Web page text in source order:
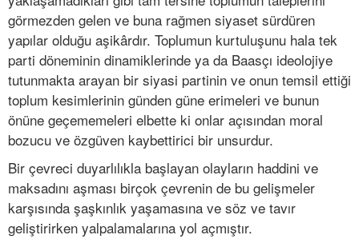
görmezden gelen ve buna rağmen siyaset sürdüren
yapılar olduğu aşikârdır. Toplumun kurtuluşunu hala tek
parti döneminin dinamiklerinde ya da Baasçı ideolojiye
tutunmakta arayan bir siyasi partinin ve onun temsil ettiği
toplum kesimlerinin günden güne erimeleri ve bunun
önüne geçememeleri elbette ki onlar açısından moral
bozucu ve özgüven kaybettirici bir unsurdur.
Bir çevreci duyarlılıkla başlayan olayların haddini ve
maksadını aşması birçok çevrenin de bu gelişmeler
karşısında şaşkınlık yaşamasına ve söz ve tavır
geliştirirken yalpalamalarına yol açmıştır.